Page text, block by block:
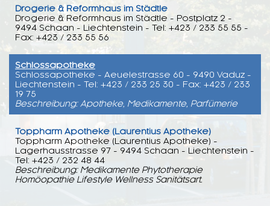
Drogerie & Reformhaus im Städtle
Drogerie & Reformhaus im Städtle - Postplatz 2 -
9494 Schaan - Liechtenstein - Tel: +423 / 233 55 55 -
Fax: +423 / 233 55 56
Schlossapotheke
Schlossapotheke - Aeuelestrasse 60 - 9490 Vaduz -
Liechtenstein - Tel: +423 / 233 25 30 - Fax: +423 / 233
19 75
Beschreibung: Apotheke, Medikamente, Parfümerie
Toppharm Apotheke (Laurentius Apotheke)
Toppharm Apotheke (Laurentius Apotheke) -
Lagerhausstrasse 97 - 9494 Schaan - Liechtenstein -
Tel: +423 / 232 48 44
Beschreibung: Medikamente Phytotherapie
Homöopathie Lifestyle Wellness Sanitätsart.